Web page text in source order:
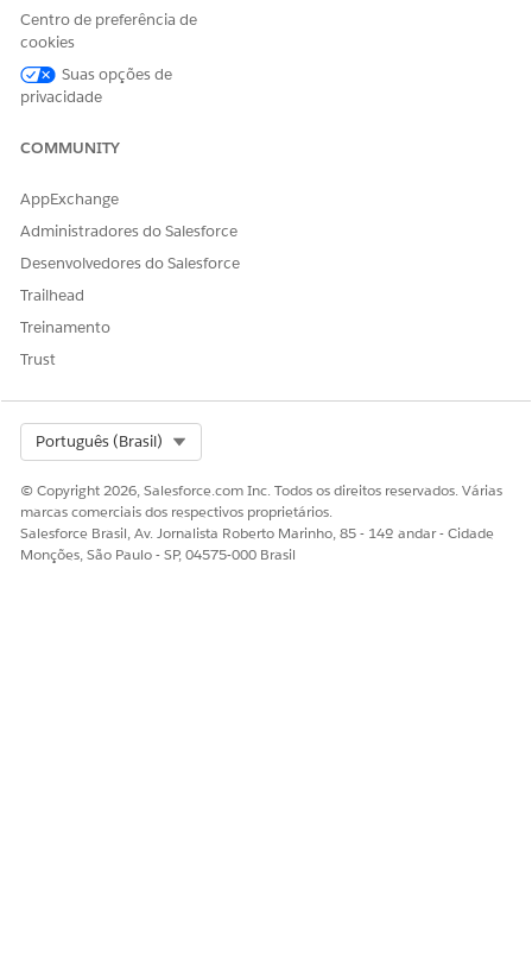
ESTE ARTIGO RESOLVEU SEU PROBLEMA?
Centro de preferência de
cookies
Suas opções de
privacidade
COMMUNITY
AppExchange
Administradores do Salesforce
Desenvolvedores do Salesforce
Trailhead
Treinamento
Trust
Português (Brasil)
© Copyright 2026, Salesforce.com Inc. Todos os direitos reservados. Várias
marcas comerciais dos respectivos proprietários.
Salesforce Brasil, Av. Jornalista Roberto Marinho, 85 - 14º andar - Cidade
Monções, São Paulo - SP, 04575-000 Brasil